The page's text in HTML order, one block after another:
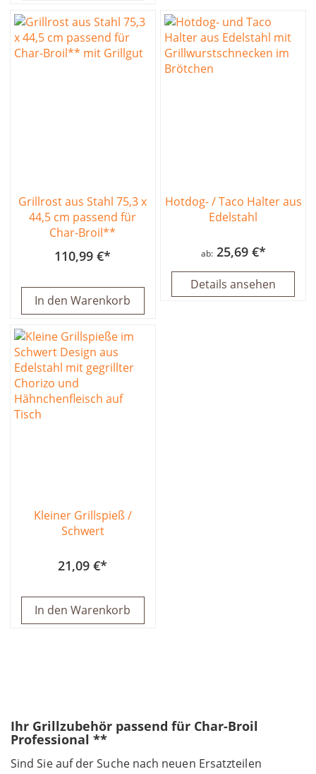
Grillrost aus Stahl 75,3 x
44,5 cm passend für
Char-Broil**
110,99 €
In den Warenkorb
Hotdog- / Taco Halter aus
Edelstahl
ab 25,69 €
Details ansehen
Kleiner Grillspieß /
Schwert
21,09 €
In den Warenkorb
Ihr Grillzubehör passend für Char-Broil
Professional **
Sind Sie auf der Suche nach neuen Ersatzteilen